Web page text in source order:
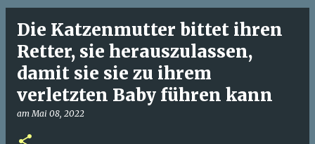
Die Katzenmutter bittet ihren
Retter, sie herauszulassen,
damit sie sie zu ihrem
verletzten Baby führen kann
amMai 08, 2022